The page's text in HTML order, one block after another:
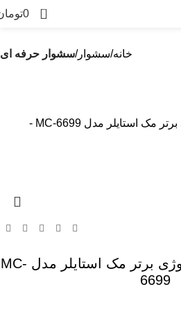
0
0
خانه سشوار سشوار حرفه ای
سشوار حرفه ای تکنولوژی برتر مک استایلر مدل MC-
6699